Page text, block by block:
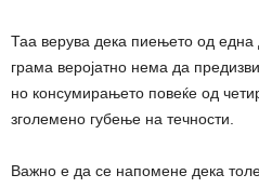
Таа верува дека пиењето од
грама веројатно нема да
но консумирањето повеќе од
зголемено губење на течности.
Важно е да се напомене дека